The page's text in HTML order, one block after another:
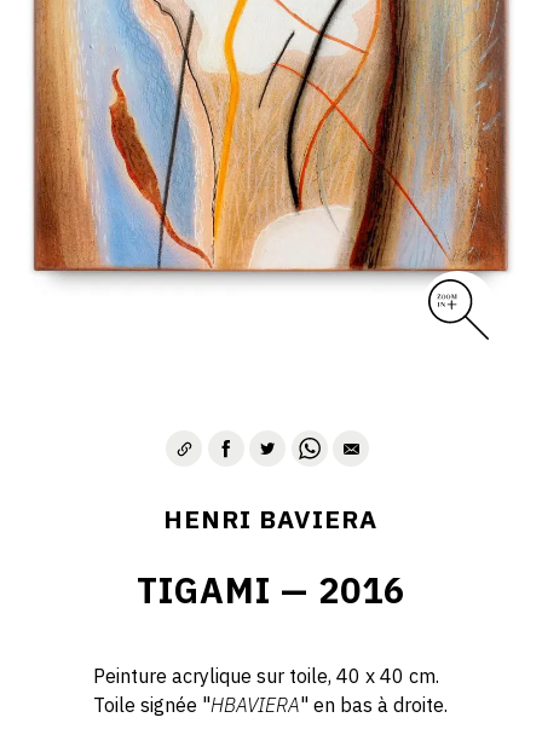
TOME 1: PEINTURES ET RELIEFS
TOME 2 : GRAVURES
CONTACT
HENRI BAVIERA
TIGAMI — 2016
Peinture acrylique sur toile, 40 x 40 cm.
Toile signée "HBAVIERA" en bas à droite.